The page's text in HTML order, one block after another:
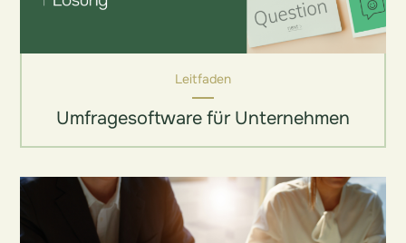
Leitfaden
Umfragesoftware für Unternehmen